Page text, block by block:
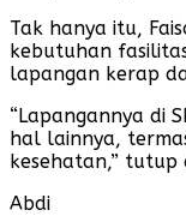
Tak hanya itu,
kebutuhan
lapangan kerap
“Lapangannya di
hal lainnya,
kesehatan,” tutup
Abdi